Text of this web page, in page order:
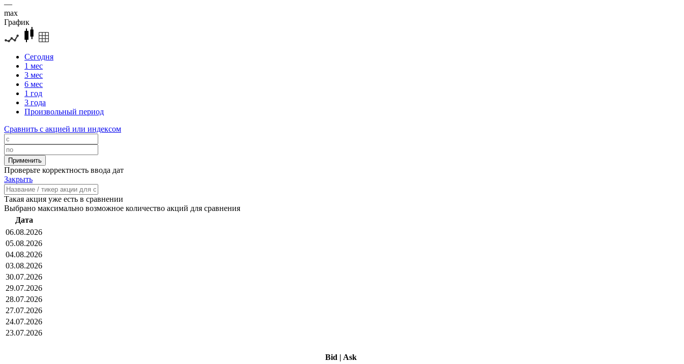
—
max
График
Сегодня
1 мес
3 мес
6 мес
1 год
3 года
Произвольный период
Сравнить с акцией или индексом
Проверьте корректность ввода дат
Закрыть
Такая акция уже есть в сравнении
Выбрано максимально возможное количество акций для сравнения
Дата
06.08.2026
05.08.2026
04.08.2026
03.08.2026
30.07.2026
29.07.2026
28.07.2026
27.07.2026
24.07.2026
23.07.2026
Bid | Ask